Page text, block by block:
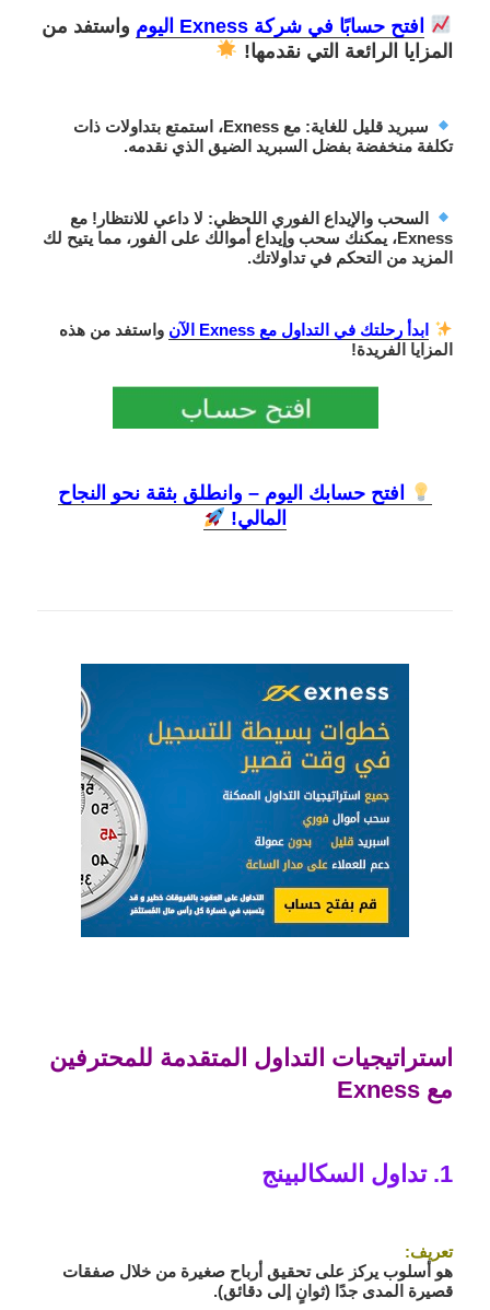
افتح حسابًا في شركة Exness اليوم
واستفد من
المزايا الرائعة التي نقدمها!
سبريد قليل للغاية
: مع Exness، استمتع بتداولات ذات
تكلفة منخفضة بفضل السبريد الضيق الذي نقدمه.
السحب والإيداع الفوري اللحظي: لا داعي للانتظار! مع
Exness، يمكنك
سحب وإيداع أموالك على الفور، مما يتيح لك
المزيد من التحكم في تداولاتك.
ابدأ رحلتك في التداول مع Exness الآن
واستفد من هذه
المزايا الفريدة!
افتح حسابك اليوم – وانطلق بثقة نحو النجاح
المالي!
استراتيجيات التداول المتقدمة للمحترفين
مع Exness
1. تداول السكالبينج
تعريف:
هو أسلوب يركز على تحقيق أرباح صغيرة من خلال صفقات
قصيرة المدى جدًا (ثوانٍ إلى دقائق).